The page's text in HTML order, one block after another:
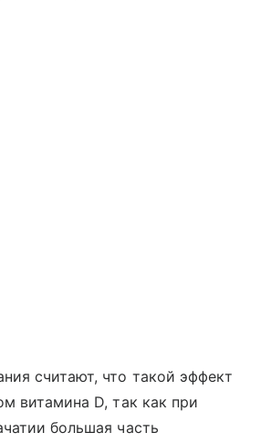
считают, что такой эффект
витамина D, так как при
большая часть